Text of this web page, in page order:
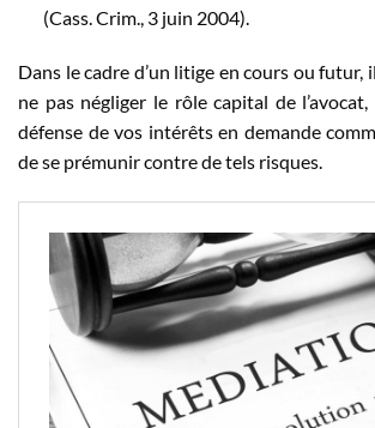
(Cass. Crim., 3 juin 2004).
Dans le cadre d’un litige en cours ou
ne pas négliger le rôle capital de l’avocat,
défense de vos intérêts en demande
de se prémunir contre de tels risques.